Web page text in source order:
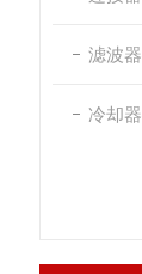
滤波器
冷却器